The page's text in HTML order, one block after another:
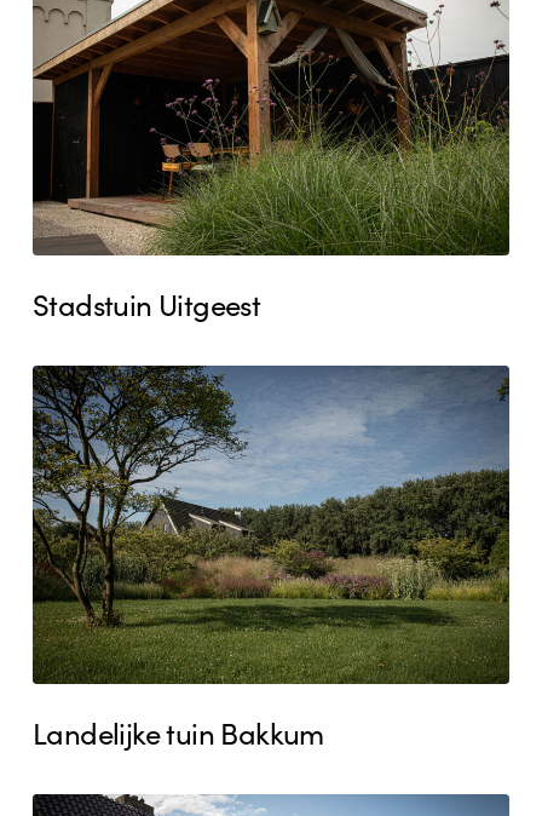
Stadstuin Uitgeest
Landelijke
tuin
Bakkum
Landelijke tuin Bakkum
Voortuin